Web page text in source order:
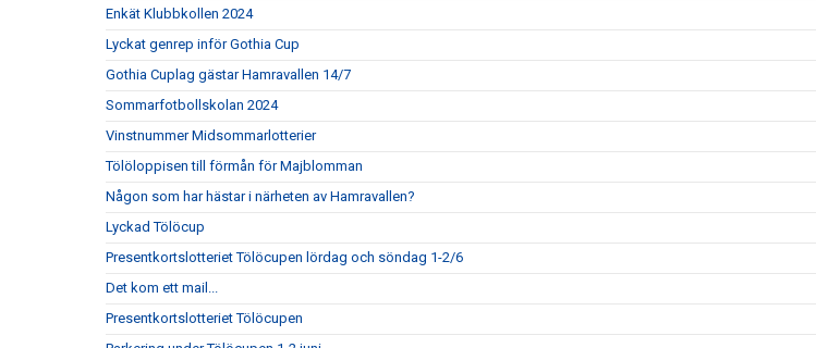
Enkät Klubbkollen 2024
Lyckat genrep inför Gothia Cup
Gothia Cuplag gästar Hamravallen 14/7
Sommarfotbollskolan 2024
Vinstnummer Midsommarlotterier
Tölöloppisen till förmån för Majblomman
Någon som har hästar i närheten av Hamravallen?
Lyckad Tölöcup
Presentkortslotteriet Tölöcupen lördag och söndag 1-2/6
Det kom ett mail...
Presentkortslotteriet Tölöcupen